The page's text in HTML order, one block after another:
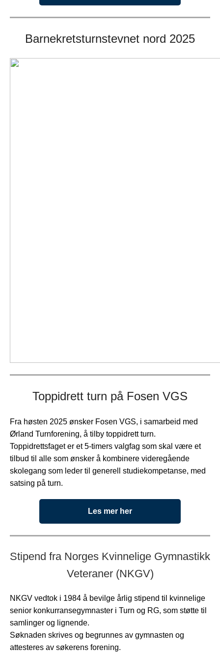
Barnekretsturnstevnet nord 2025
Toppidrett turn på Fosen VGS
Fra høsten 2025 ønsker Fosen VGS, i samarbeid med
Ørland Turnforening, å tilby toppidrett turn.
Toppidrettsfaget er et 5-timers valgfag som skal være et
tilbud til alle som ønsker å kombinere videregående
skolegang som leder til generell studiekompetanse, med
satsing på turn.
Les mer her
Stipend fra Norges Kvinnelige Gymnastikk
Veteraner (NKGV)
NKGV vedtok i 1984 å bevilge årlig stipend til kvinnelige
senior konkurransegymnaster i Turn og RG, som støtte til
samlinger og lignende.
Søknaden skrives og begrunnes av gymnasten og
attesteres av søkerens forening.